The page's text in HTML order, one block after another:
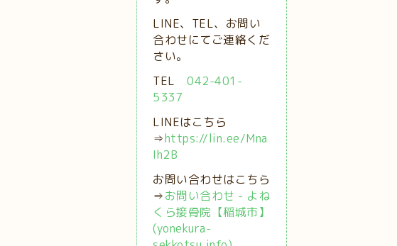
LINE、TEL、お問い
合わせにてご連絡くだ
さい。
TEL 042-401-
5337
LINEはこちら
⇒https://lin.ee/Mna
Ih2B
お問い合わせはこちら
⇒お問い合わせ - よね
くら接骨院【稲城市】
(yonekura-